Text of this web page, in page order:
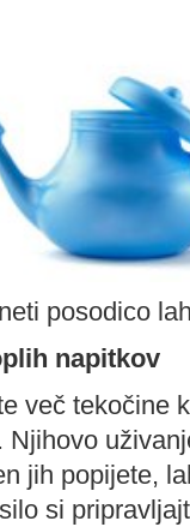
posodico
napitkov
več tekočine
Njihovo
jih popijete,
si